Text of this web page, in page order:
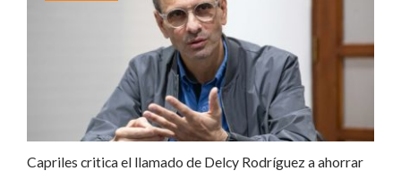
Capriles critica el llamado de Delcy Rodríguez a ahorrar